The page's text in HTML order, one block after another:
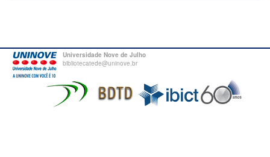
Universidade Nove de Julho
bibliotecatede@uninove.br